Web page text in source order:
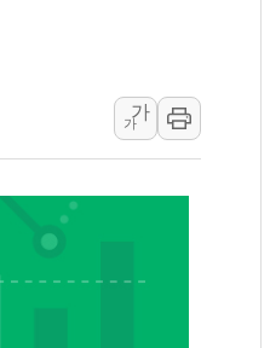
여수 오동도 인근 해상서 모터보트
추미애, '위안부' 피해자 기림의 날
인천서 말다툼 중 어머니 흉기 살해
李대통령, ISA 개편 재검토 지시
가
가